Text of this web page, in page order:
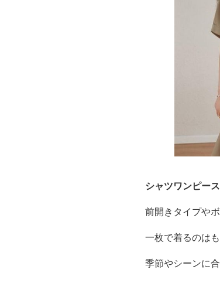
シャツワンピース
前開きタイプや
一枚で着るのは
季節やシーンに